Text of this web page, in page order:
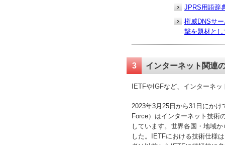
JPRS用語辞
権威DNSサ
撃を題材と
3 インターネット関連
IETFやIGFなど、インターネ
2023年3月25日から31日にか
Force）はインターネット技術
しています。世界各国・地域
した。IETFにおける技術仕様